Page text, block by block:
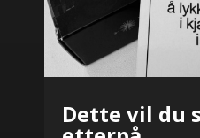
Dette vil du